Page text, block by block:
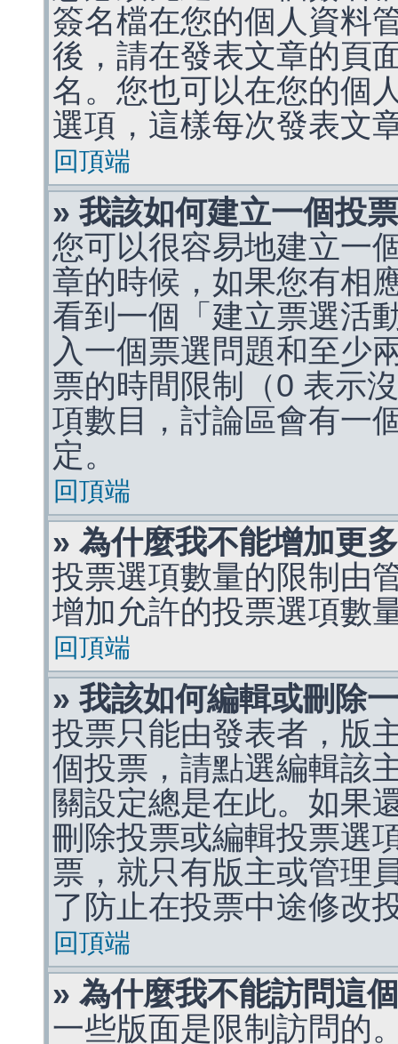
簽名檔在您的個人資料
後，請在發表文章的頁
名。您也可以在您的個
選項，這樣每次發表文
回頂端
» 我該如何建立一個投
您可以很容易地建立一
章的時候，如果您有相
看到一個「建立票選活
入一個票選問題和至少
票的時間限制（0 表示
項數目，討論區會有一
定。
回頂端
» 為什麼我不能增加更
投票選項數量的限制由
增加允許的投票選項數
回頂端
» 我該如何編輯或刪除
投票只能由發表者，版
個投票，請點選編輯該
關設定總是在此。如果
刪除投票或編輯投票選
票，就只有版主或管理
了防止在投票中途修改
回頂端
» 為什麼我不能訪問這
一些版面是限制訪問的